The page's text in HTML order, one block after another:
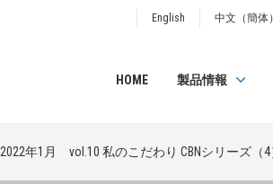
English 中文（簡体）
HOME 製品情報
2022年1月 vol.10 私のこだわり CBNシリーズ（4